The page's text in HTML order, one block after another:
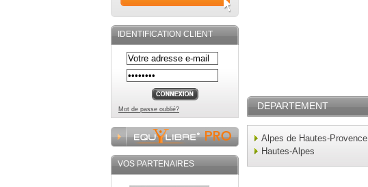
IDENTIFICATION CLIENT
Mot de passe oublié?
VOS PARTENAIRES
DEPARTEMENT
Alpes de Hautes-Provence
Hautes-Alpes